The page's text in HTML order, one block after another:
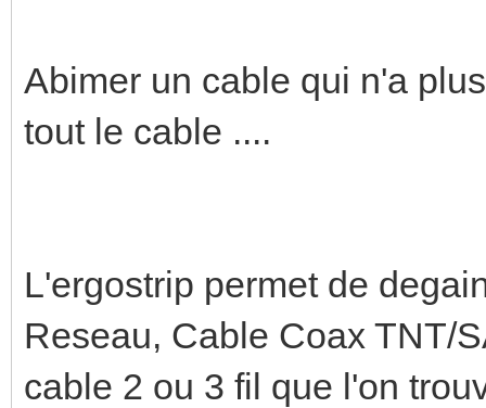
Abimer un cable qui n'a
tout le cable ....
L'ergostrip permet de
Reseau, Cable Coax TNT/
cable 2 ou 3 fil que l'on